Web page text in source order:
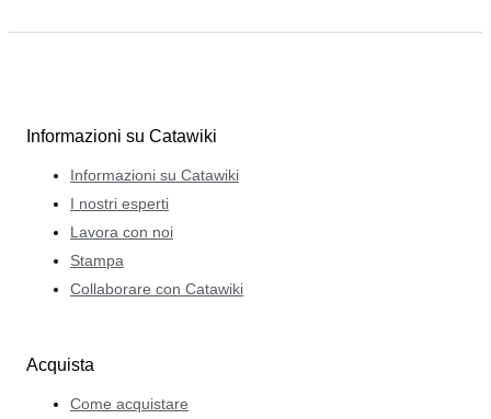
Informazioni su Catawiki
Informazioni su Catawiki
I nostri esperti
Lavora con noi
Stampa
Collaborare con Catawiki
Acquista
Come acquistare